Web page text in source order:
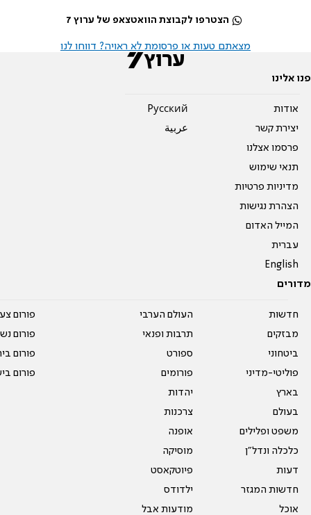
הצטרפו לקבוצת הוואטצאפ של ערוץ 7
מצאתם טעות או פרסומת לא ראויה? דווחו לנו
פנו אלינו
אודות
יצירת קשר
פרסמו אצלנו
תנאי שימוש
מדיניות פרטיות
הצהרת נגישות
המייל האדום
עברית
English
Pусский
عربية
מדורים
חדשות
מבזקים
ביטחוני
פוליטי-מדיני
בארץ
בעולם
משפט ופלילים
כלכלה ונדל"ן
דעות
חדשות המגזר
אוכל
העולם הערבי
תרבות ופנאי
ספורט
פורומים
יהדות
צרכנות
אופנה
מוסיקה
פיוטקאסט
ילדודס
מודעות אבל
פורום
פורום
פורום
פורום